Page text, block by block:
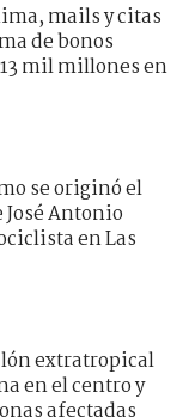
mails y citas
de bonos
mil millones en
se originó el
Antonio
en Las
extratropical
en el centro y